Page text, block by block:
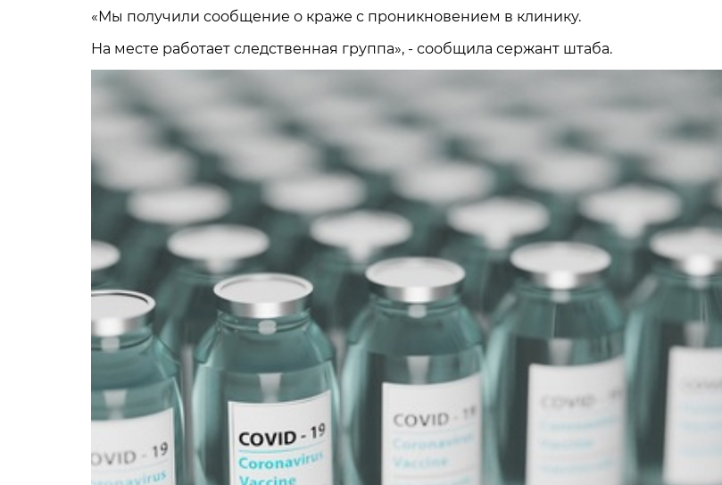
«Мы получили сообщение о краже с проникновением в клинику.
На месте работает следственная группа», - сообщила сержант штаба.